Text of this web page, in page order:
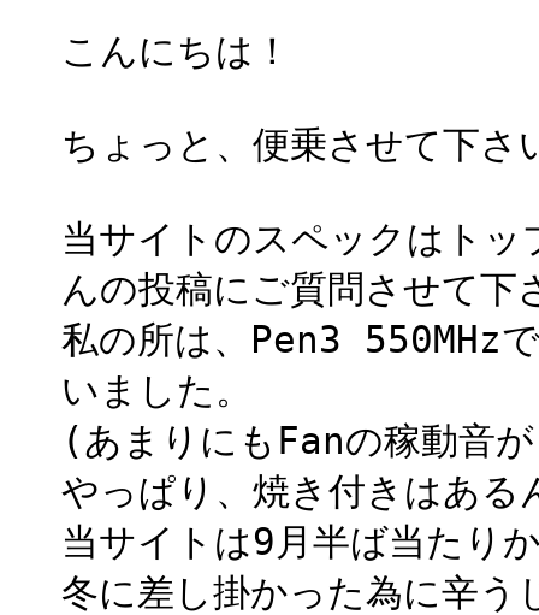
こんにちは！
ちょっと、便乗させて下さ
当サイトのスペックはト
んの投稿にご質問させて下
私の所は、Pen3 550MHz
いました。
(あまりにもFanの稼動音
やっぱり、焼き付きはある
当サイトは9月半ば当たり
冬に差し掛かった為に辛